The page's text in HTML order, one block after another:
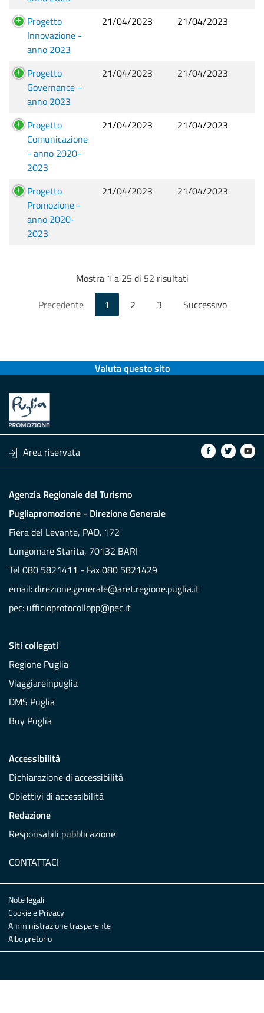
Progetto
Innovazione -
anno 2023
21/04/2023 21/04/2023
Progetto
Governance -
anno 2023
21/04/2023 21/04/2023
Progetto
Comunicazione
- anno 2020-
2023
21/04/2023 21/04/2023
Progetto
Promozione -
anno 2020-
2023
21/04/2023 21/04/2023
Mostra 1 a 25 di 52 risultati
Precedente
1 2 3 Successivo
Valuta questo sito
Area riservata
Agenzia Regionale del Turismo
Pugliapromozione - Direzione Generale
Fiera del Levante, PAD. 172
Lungomare Starita, 70132 BARI
Tel 080 5821411 - Fax 080 5821429
email:direzione.generale@aret.regione.puglia.it
pec: ufficioprotocollopp@pec.it
Siti collegati
Regione Puglia
Viaggiareinpuglia
DMS Puglia
Buy Puglia
Accessibilità
Dichiarazione di accessibilità
Obiettivi di accessibilità
Redazione
Responsabili pubblicazione
CONTATTACI
Note legali
Cookie e Privacy
Amministrazione trasparente
Albo pretorio